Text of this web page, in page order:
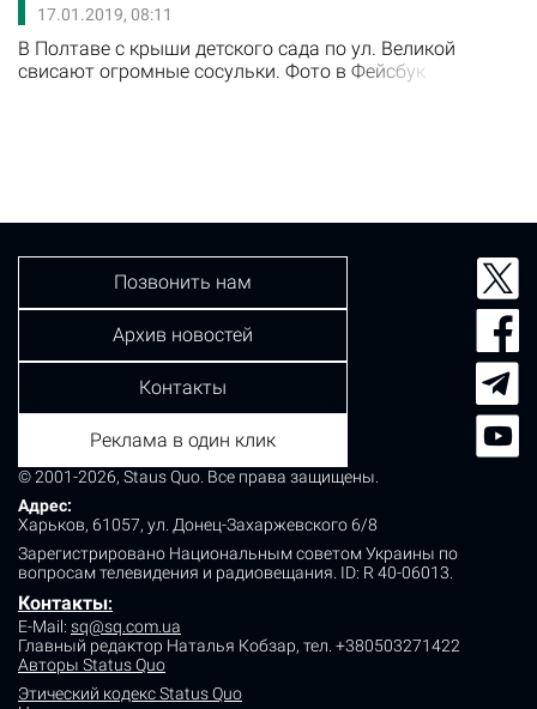
17.01.2019, 08:11
В Полтаве с крыши детского сада по ул. Великой
свисают огромные сосульки. Фото в Фейсбук
© 2001-2026, Staus Quo. Все права защищены.
Адрес:
Харьков, 61057, ул. Донец-Захаржевского 6/8
Зарегистрировано Национальным советом Украины по
вопросам телевидения и радиовещания. ID: R 40-06013.
Контакты:
E-Mail: sq@sq.com.ua
Главный редактор Наталья Кобзар, тел. +380503271422
Авторы Status Quo
Этический кодекс Status Quo
Позвонить нам
Архив новостей
Контакты
Реклама в один клик